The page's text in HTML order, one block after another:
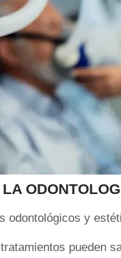
odontológicos y
pueden